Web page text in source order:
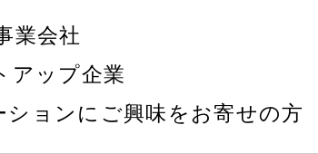
業会社
アップ企業
ョンにご興味をお寄せの方